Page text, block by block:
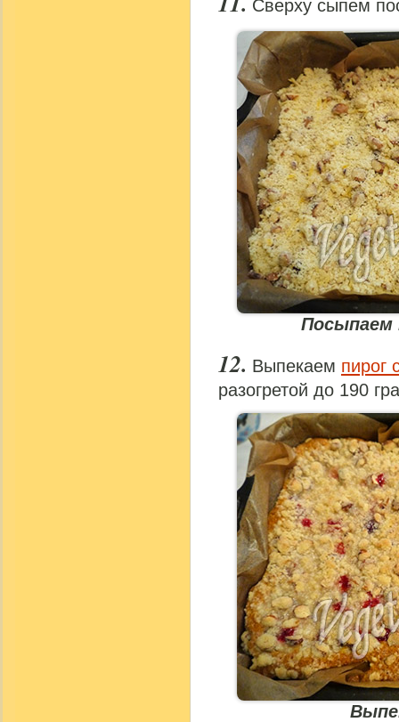
Сверху сыпем
Посыпаем
Выпекаем пирог
разогретой до 190